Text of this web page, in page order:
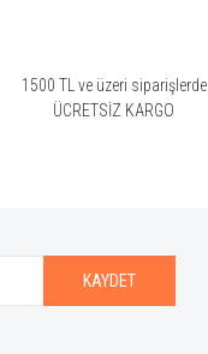
1500 TL ve üzeri siparişlerde
ÜCRETSİZ KARGO
KAYDET